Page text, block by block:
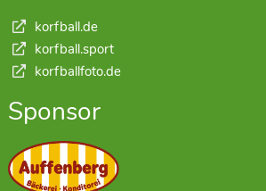
korfball.de
korfball.sport
korfballfoto.de
Sponsor